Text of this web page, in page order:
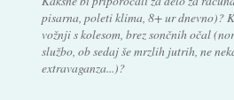
pisarna, poleti klima, 8+ ur dnevno)?
vožnji s kolesom, brez sončnih očal
službo, ob sedaj še mrzlih jutrih, ne
extravaganza...)?